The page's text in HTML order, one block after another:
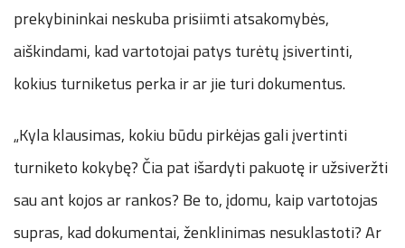
prekybininkai neskuba prisiimti atsakomybės,
aiškindami, kad vartotojai patys turėtų įsivertinti,
kokius turniketus perka ir ar jie turi dokumentus.
„Kyla klausimas, kokiu būdu pirkėjas gali įvertinti
turniketo kokybę? Čia pat išardyti pakuotę ir užsiveržti
sau ant kojos ar rankos? Be to, įdomu, kaip vartotojas
supras, kad dokumentai, ženklinimas nesuklastoti? Ar